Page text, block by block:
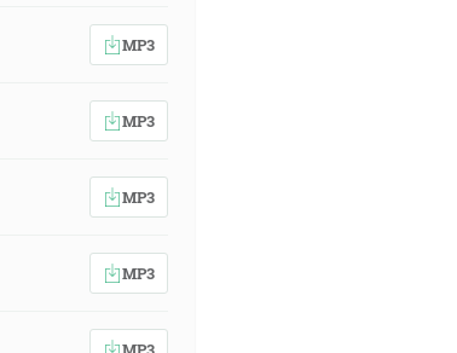
MP3
MP3
MP3
MP3